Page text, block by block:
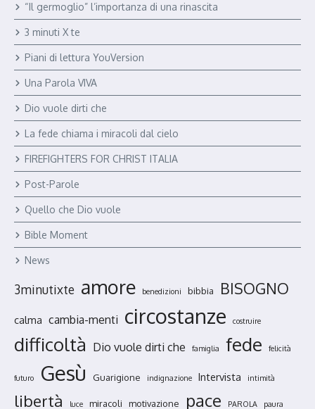
“Il germoglio” l’importanza di una rinascita
3 minuti X te
Piani di lettura YouVersion
Una Parola VIVA
Dio vuole dirti che
La fede chiama i miracoli dal cielo
FIREFIGHTERS FOR CHRIST ITALIA
Post-Parole
Quello che Dio vuole
Bible Moment
News
3minutixte amore benedizioni bibbia BISOGNO
calma cambia-menti circostanze costruire
difficoltà Dio vuole dirti che famiglia fede felicità
futuro Gesù Guarigione indignazione Intervista intimità
libertà luce miracoli motivazione pace PAROLA
paura